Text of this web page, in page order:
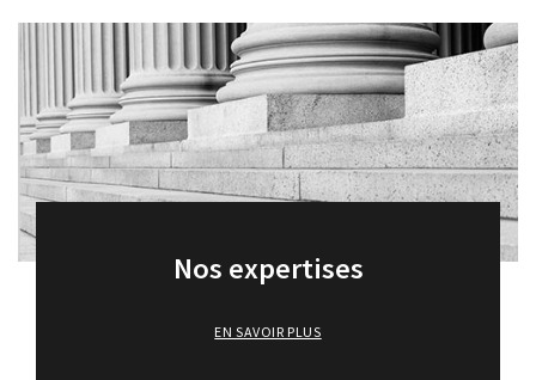
Nos expertises
EN SAVOIR PLUS